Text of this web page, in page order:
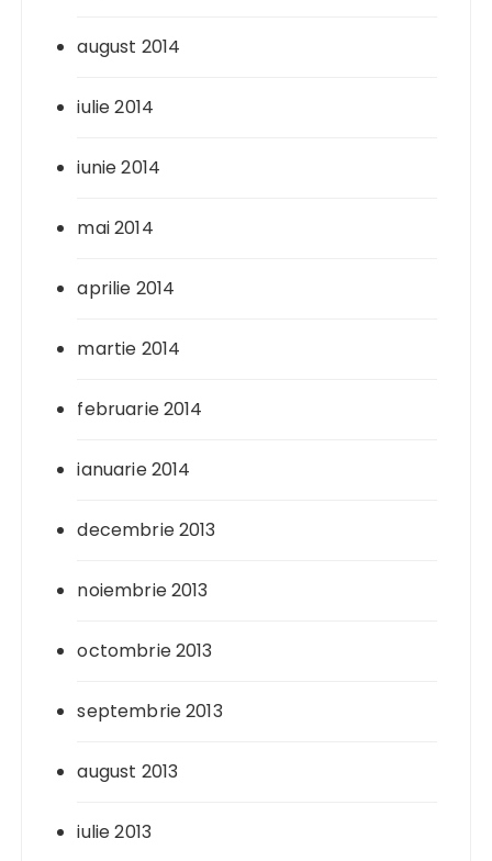
august 2014
iulie 2014
iunie 2014
mai 2014
aprilie 2014
martie 2014
februarie 2014
ianuarie 2014
decembrie 2013
noiembrie 2013
octombrie 2013
septembrie 2013
august 2013
iulie 2013